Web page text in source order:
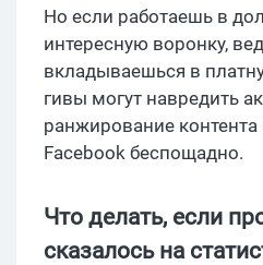
Но если работаешь в
интересную воронку,
вкладываешься в
гивы могут навредить
ранжирование
Facebook беспощадно.
Что делать, если
сказалось на